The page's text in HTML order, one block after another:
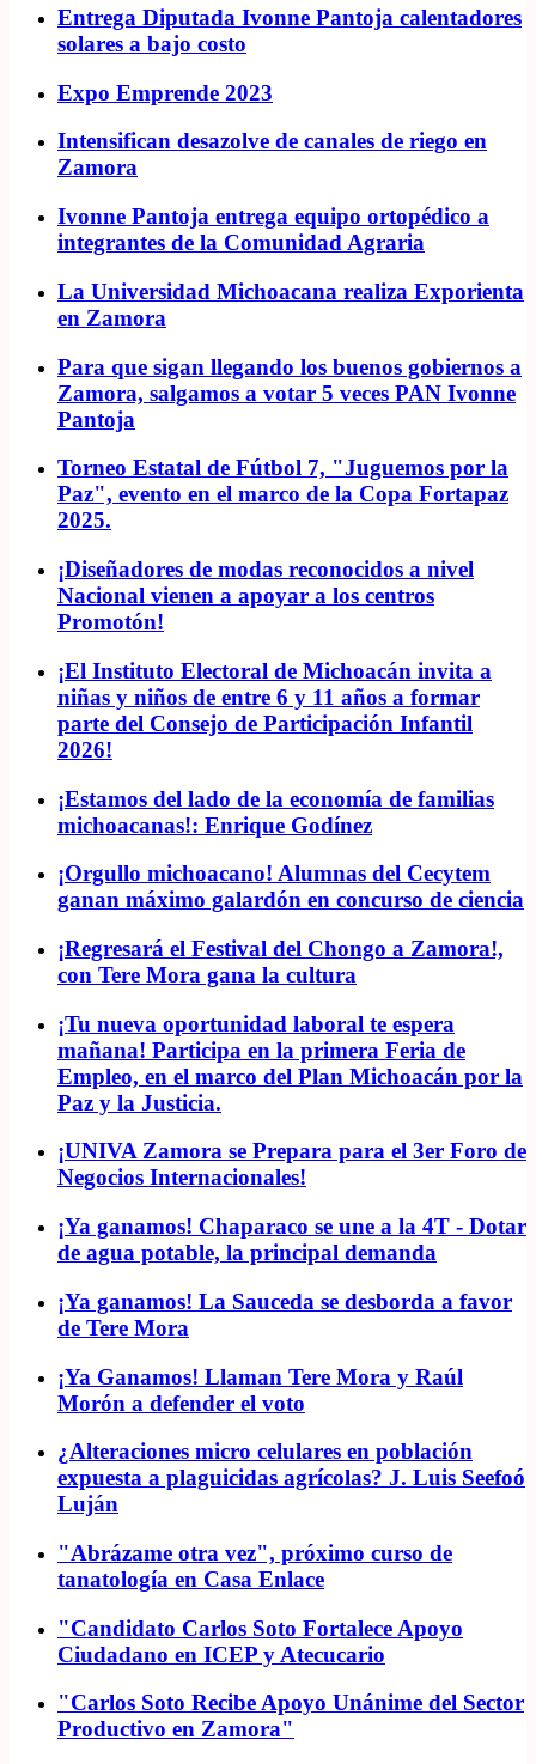
Entrega Diputada Ivonne Pantoja calentadores
solares a bajo costo
Expo Emprende 2023
Intensifican desazolve de canales de riego en
Zamora
Ivonne Pantoja entrega equipo ortopédico a
integrantes de la Comunidad Agraria
La Universidad Michoacana realiza Exporienta
en Zamora
Para que sigan llegando los buenos gobiernos a
Zamora, salgamos a votar 5 veces PAN Ivonne
Pantoja
Torneo Estatal de Fútbol 7, "Juguemos por la
Paz", evento en el marco de la Copa Fortapaz
2025.
¡Diseñadores de modas reconocidos a nivel
Nacional vienen a apoyar a los centros
Promotón!
¡El Instituto Electoral de Michoacán invita a
niñas y niños de entre 6 y 11 años a formar
parte del Consejo de Participación Infantil
2026!
¡Estamos del lado de la economía de familias
michoacanas!: Enrique Godínez
¡Orgullo michoacano! Alumnas del Cecytem
ganan máximo galardón en concurso de ciencia
¡Regresará el Festival del Chongo a Zamora!,
con Tere Mora gana la cultura
¡Tu nueva oportunidad laboral te espera
mañana! Participa en la primera Feria de
Empleo, en el marco del Plan Michoacán por la
Paz y la Justicia.
¡UNIVA Zamora se Prepara para el 3er Foro de
Negocios Internacionales!
¡Ya ganamos! Chaparaco se une a la 4T - Dotar
de agua potable, la principal demanda
¡Ya ganamos! La Sauceda se desborda a favor
de Tere Mora
¡Ya Ganamos! Llaman Tere Mora y Raúl
Morón a defender el voto
¿Alteraciones micro celulares en población
expuesta a plaguicidas agrícolas? J. Luis Seefoó
Luján
"Abrázame otra vez", próximo curso de
tanatología en Casa Enlace
"Candidato Carlos Soto Fortalece Apoyo
Ciudadano en ICEP y Atecucario
"Carlos Soto Recibe Apoyo Unánime del Sector
Productivo en Zamora"